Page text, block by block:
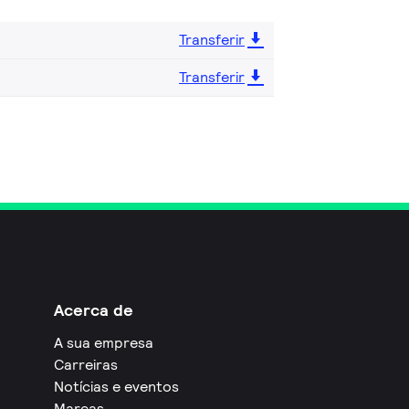
Transferir
Transferir
Acerca de
A sua empresa
Carreiras
Notícias e eventos